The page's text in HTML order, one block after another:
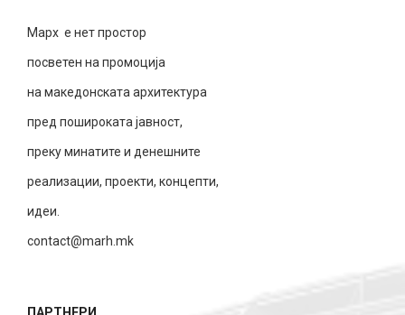
Марх е нет простор
посветен на промоција
на македонската архитектура
пред пошироката јавност,
преку минатите и денешните
реализации, проекти, концепти,
идеи.
contact@marh.mk